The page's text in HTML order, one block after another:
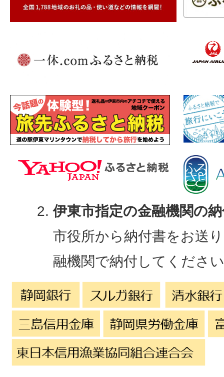
伊東市指定の金融機関の
市役所から納付書をお送
融機関で納付してくださ